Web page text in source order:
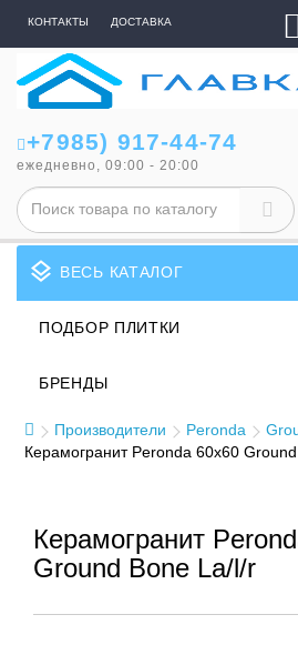
КОНТАКТЫ ДОСТАВКА
+7985) 917-44-74
ежедневно, 09:00 - 20:00
layers ВЕСЬ КАТАЛОГ
ПОДБОР ПЛИТКИ
БРЕНДЫ
Производители Peronda
Керамогранит Peronda 60x60
Керамогранит
Ground Bone La/l/r